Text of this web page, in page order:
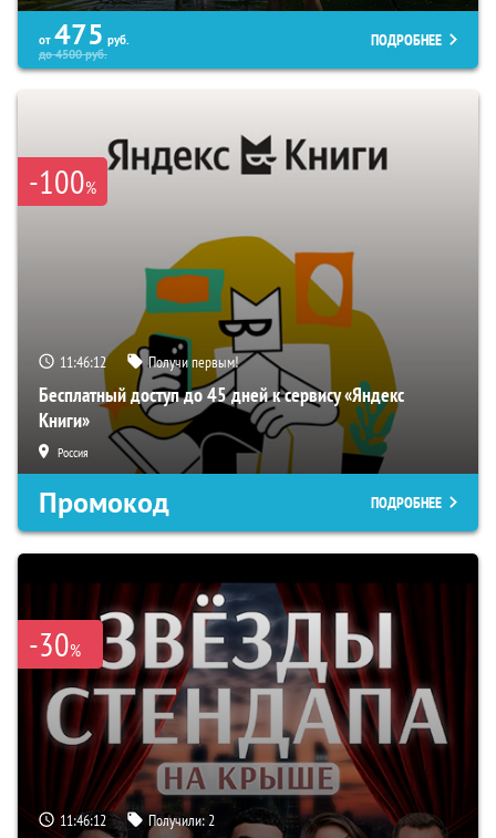
от 475 руб.
до4500руб.
ПОДРОБНЕЕ
-100%
11:46:11 Получи первым!
Бесплатный доступ до 45 дней к сервису «Яндекс
Книги»
Россия
Промокод ПОДРОБНЕЕ
-30%
11:46:11 Получили:2